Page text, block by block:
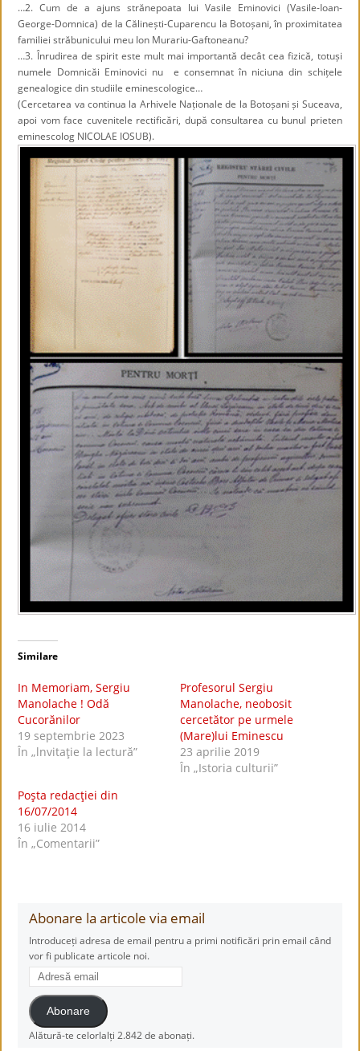
…2. Cum de a ajuns strănepoata lui Vasile Eminovici (Vasile-Ioan-
George-Domnica) de la Călinești-Cuparencu la Botoșani, în proximitatea
familiei străbunicului meu Ion Murariu-Gaftoneanu?
…3. Înrudirea de spirit este mult mai importantă decât cea fizică, totuși
numele Domnicăi Eminovici nu e consemnat în niciuna din schițele
genealogice din studiile eminescologice…
(Cercetarea va continua la Arhivele Naționale de la Botoșani și Suceava,
apoi vom face cuvenitele rectificări, după consultarea cu bunul prieten
eminescolog NICOLAE IOSUB).
Similare
In Memoriam, Sergiu
Manolache ! Odă
Cucorănilor
19 septembrie 2023
În „lnvitaţie la lectură”
Profesorul Sergiu
Manolache, neobosit
cercetător pe urmele
(Mare)lui Eminescu
23 aprilie 2019
În „Istoria culturii”
Poşta redacţiei din
16/07/2014
16 iulie 2014
În „Comentarii”
Abonare la articole via email
Introduceți adresa de email pentru a primi notificări prin email când
vor fi publicate articole noi.
Adresă
email
Abonare
Alătură-te celorlalți 2.842 de abonați.